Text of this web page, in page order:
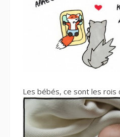
Les bébés, ce sont les rois